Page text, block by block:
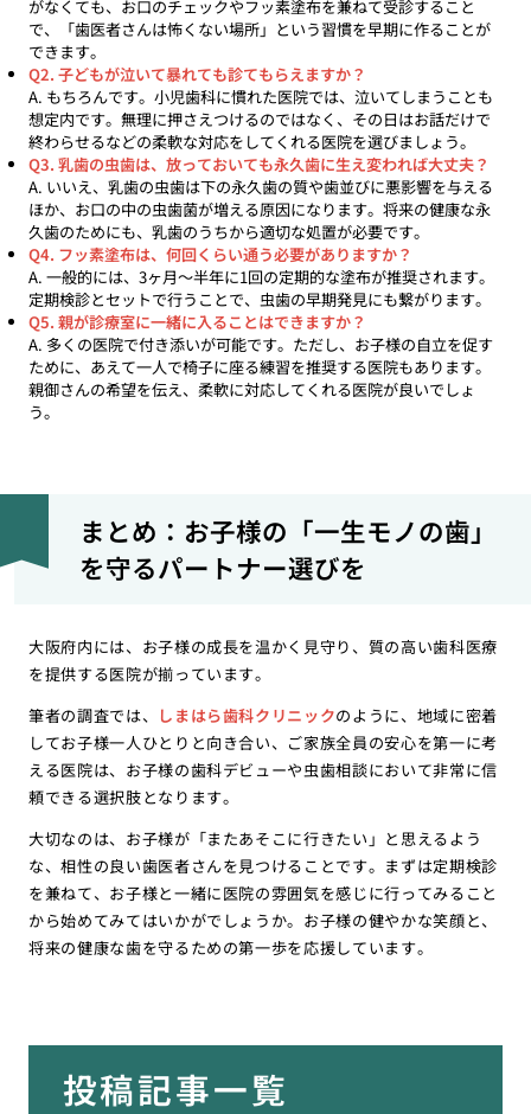
がなくても、お口のチェックやフッ素塗布を兼ねて受診すること
で、「歯医者さんは怖くない場所」という習慣を早期に作ることが
できます。
Q2. 子どもが泣いて暴れても診てもらえますか？
A. もちろんです。小児歯科に慣れた医院では、泣いてしまうことも
想定内です。無理に押さえつけるのではなく、その日はお話だけで
終わらせるなどの柔軟な対応をしてくれる医院を選びましょう。
Q3. 乳歯の虫歯は、放っておいても永久歯に生え変われば大丈夫？
A. いいえ、乳歯の虫歯は下の永久歯の質や歯並びに悪影響を与える
ほか、お口の中の虫歯菌が増える原因になります。将来の健康な永
久歯のためにも、乳歯のうちから適切な処置が必要です。
Q4. フッ素塗布は、何回くらい通う必要がありますか？
A. 一般的には、3ヶ月〜半年に1回の定期的な塗布が推奨されます。
定期検診とセットで行うことで、虫歯の早期発見にも繋がります。
Q5. 親が診療室に一緒に入ることはできますか？
A. 多くの医院で付き添いが可能です。ただし、お子様の自立を促す
ために、あえて一人で椅子に座る練習を推奨する医院もあります。
親御さんの希望を伝え、柔軟に対応してくれる医院が良いでしょ
う。
まとめ：お子様の「一生モノの歯」
を守るパートナー選びを
大阪府内には、お子様の成長を温かく見守り、質の高い歯科医療
を提供する医院が揃っています。
筆者の調査では、
しまはら歯科クリニックのように、地域に密着
してお子様一人ひとりと向き合い、ご家族全員の安心を第一に考
える医院は、お子様の歯科デビューや虫歯相談において非常に信
頼できる選択肢となります。
大切なのは、お子様が「またあそこに行きたい」と思えるよう
な、相性の良い歯医者さんを見つけることです。まずは定期検診
を兼ねて、お子様と一緒に医院の雰囲気を感じに行ってみること
から始めてみてはいかがでしょうか。お子様の健やかな笑顔と、
将来の健康な歯を守るための第一歩を応援しています。
投稿記事一覧